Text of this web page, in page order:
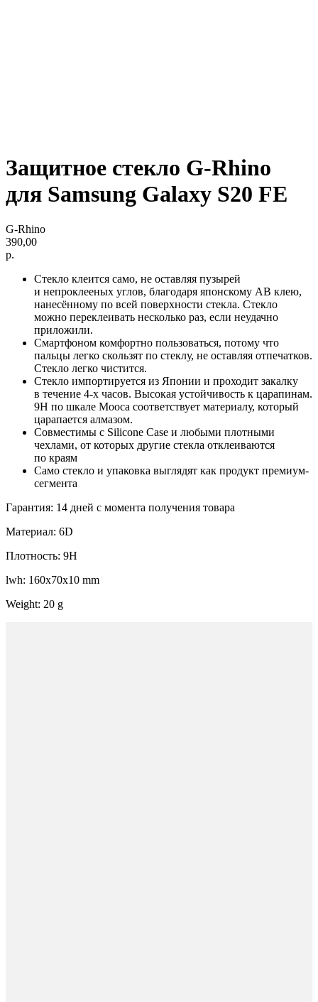
Защитное стекло G-Rhino
для Samsung Galaxy S20 FE
G-Rhino
390,00
р.
Стекло клеится само, не оставляя пузырей
и непроклееных углов, благодаря японскому AB клею,
нанесённому по всей поверхности стекла. Стекло
можно переклеивать несколько раз, если неудачно
приложили.
Смартфоном комфортно пользоваться, потому что
пальцы легко скользят по стеклу, не оставляя отпечатков.
Стекло легко чистится.
Стекло импортируется из Японии и проходит закалку
в течение 4-х часов. Высокая устойчивость к царапинам.
9H по шкале Мооса соответствует материалу, который
царапается алмазом.
Совместимы с Silicone Case и любыми плотными
чехлами, от которых другие стекла отклеиваются
по краям
Само стекло и упаковка выглядят как продукт премиум-
сегмента
Гарантия: 14 дней с момента получения товара
Материал: 6D
Плотность: 9H
lwh: 160x70x10 mm
Weight: 20 g